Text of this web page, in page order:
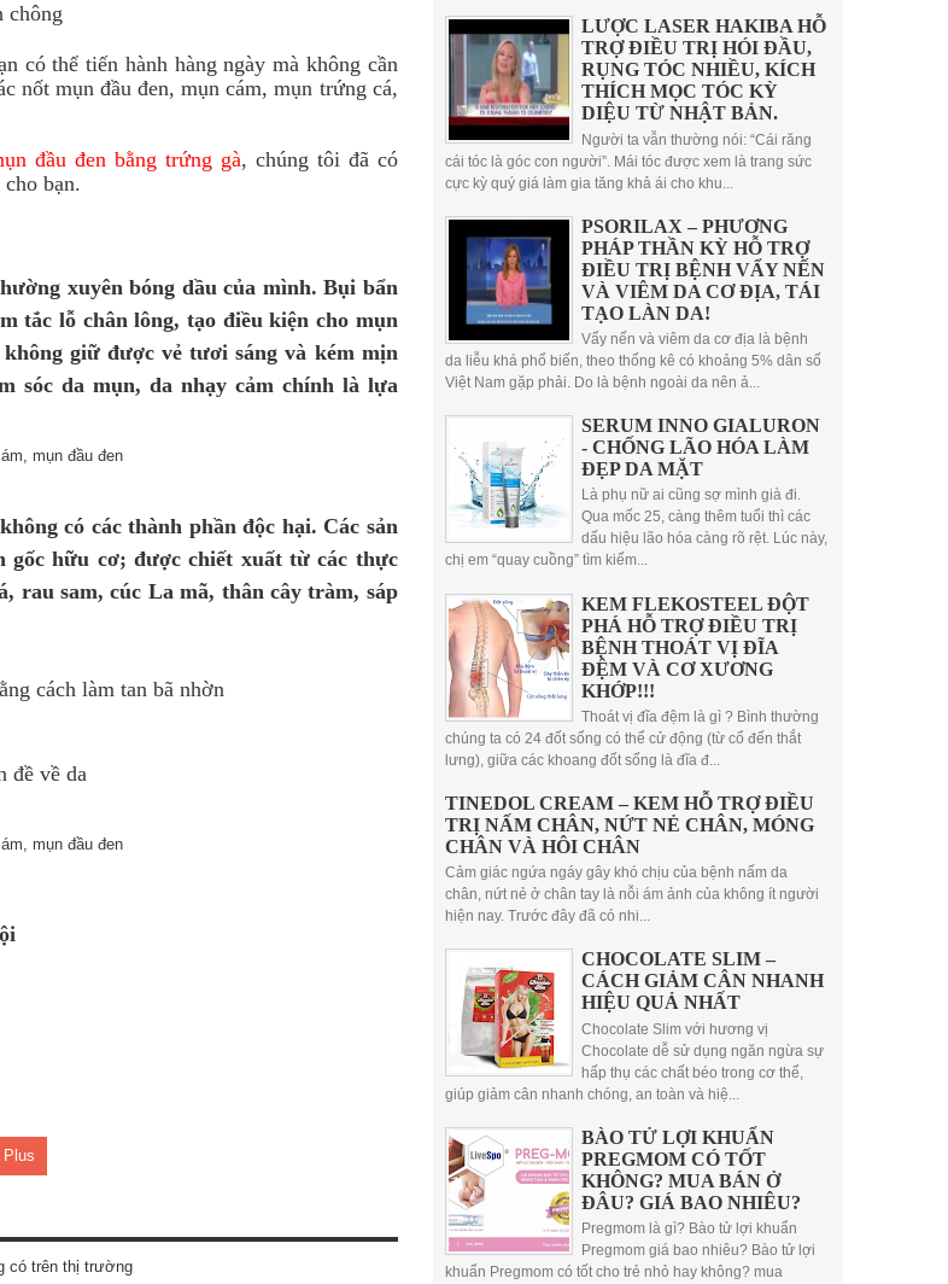
chông
có thể tiến hành hàng ngày mà không cần
nốt mụn đầu đen, mụn cám, mụn trứng cá,
đầu đen bằng trứng gà, chúng tôi đã có
bạn.
xuyên bóng dầucủa mình.Bụi bẩn
tắc lỗ chân lông, tạo điều kiện cho mụn
khônggiữđượcvẻ tươi sáng và kémmịn
sóc da mụn, da nhạy cảm chính là lựa
không có các thành phần độc hại. Các sản
gốc hữu cơ; được chiết xuất từ các thực
rau sam,cúc La mã, thân cây tràm, sáp
cách làm tan bã nhờn
đề về da
Plus
có trên thị trường
LƯỢC LASER HAKIBA HỖ
TRỢ ĐIỀU TRỊ HÓI ĐẦU,
RỤNG TÓC NHIỀU, KÍCH
THÍCH MỌC TÓC KỲ
DIỆU TỪ NHẬT BẢN.
Người ta vẫn thường nói: “Cái răng
cái tóc là góc con người”. Mái tóc được xem là trang sức
cực kỳ quý giá làm gia tăng khả ái cho khu...
PSORILAX – PHƯƠNG
PHÁP THẦN KỲ HỖ TRỢ
ĐIỀU TRỊ BỆNH VẨY NẾN
VÀ VIÊM DA CƠ ĐỊA, TÁI
TẠO LÀN DA!
Vẩy nến và viêm da cơ địa là bệnh
da liễu khá phổ biến, theo thống kê có khoảng 5% dân số
Việt Nam gặp phải. Do là bệnh ngoài da nên ả...
SERUM INNO GIALURON
- CHỐNG LÃO HÓA LÀM
ĐẸP DA MẶT
Là phụ nữ ai cũng sợ mình già đi.
Qua mốc 25, càng thêm tuổi thì các
dấu hiệu lão hóa càng rõ rệt. Lúc này,
chị em “quay cuồng” tìm kiếm...
KEM FLEKOSTEEL ĐỘT
PHÁ HỖ TRỢ ĐIỀU TRỊ
BỆNH THOÁT VỊ ĐĨA
ĐỆM VÀ CƠ XƯƠNG
KHỚP!!!
Thoát vị đĩa đệm là gì ? Bình thường
chúng ta có 24 đốt sống có thể cử động (từ cổ đến thắt
lưng), giữa các khoang đốt sống là đĩa đ...
TINEDOL CREAM – KEM HỖ TRỢ ĐIỀU
TRỊ NẤM CHÂN, NỨT NẺ CHÂN, MÓNG
CHÂN VÀ HÔI CHÂN
Cảm giác ngứa ngáy gây khó chịu của bệnh nấm da
chân, nứt nẻ ở chân tay là nỗi ám ảnh của không ít người
hiện nay. Trước đây đã có nhi...
CHOCOLATE SLIM –
CÁCH GIẢM CÂN NHANH
HIỆU QUẢ NHẤT
Chocolate Slim với hương vị
Chocolate dễ sử dụng ngăn ngừa sự
hấp thụ các chất béo trong cơ thể,
giúp giảm cân nhanh chóng, an toàn và hiệ...
BÀO TỬ LỢI KHUẨN
PREGMOM CÓ TỐT
KHÔNG? MUA BÁN Ở
ĐÂU? GIÁ BAO NHIÊU?
Pregmom là gì? Bào tử lợi khuẩn
Pregmom giá bao nhiêu? Bào tử lợi
khuẩn Pregmom có tốt cho trẻ nhỏ hay không? mua